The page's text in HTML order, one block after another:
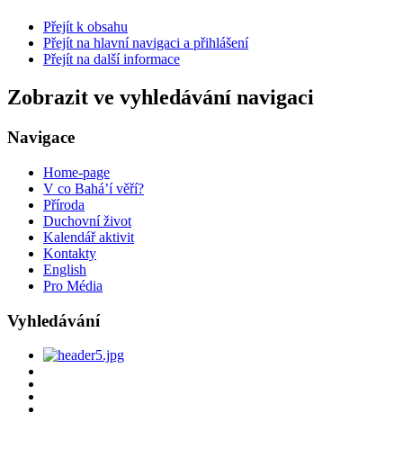
Přejít k obsahu
Přejít na hlavní navigaci a přihlášení
Přejít na další informace
Zobrazit ve vyhledávání navigaci
Navigace
Home-page
V co Bahá’í věří?
Příroda
Duchovní život
Kalendář aktivit
Kontakty
English
Pro Média
Vyhledávání